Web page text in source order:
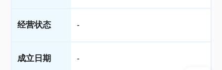
经营状态 -
成立日期 -